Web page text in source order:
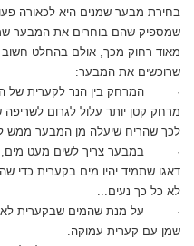
בחירת מבער שמנים היא לכאורה
שמספיק שהם בוחרים את המבער
מאוד רחוק מכך, אולם בהחלט
שרוכשים את המבער:
מרחק קטן יותר עלול לגרום
לכך שהריח שיעלה מן המבער ממש
· במבער צריך לשים מעט מים,
דאגו שתמיד יהיו מים בקערית כדי
לא כל כך נעים...
· על מנת שהמים שבקערית לא
שמן עם קערית עמוקה.